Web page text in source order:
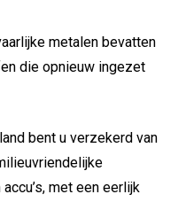
metalen bevatten
die opnieuw ingezet
bent u verzekerd van
met een eerlijk